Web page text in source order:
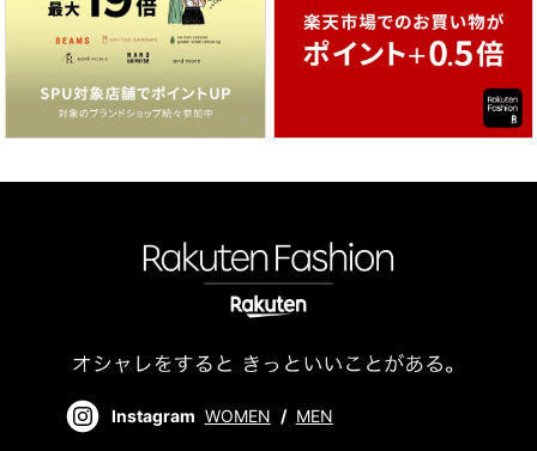
Instagram WOMEN / MEN